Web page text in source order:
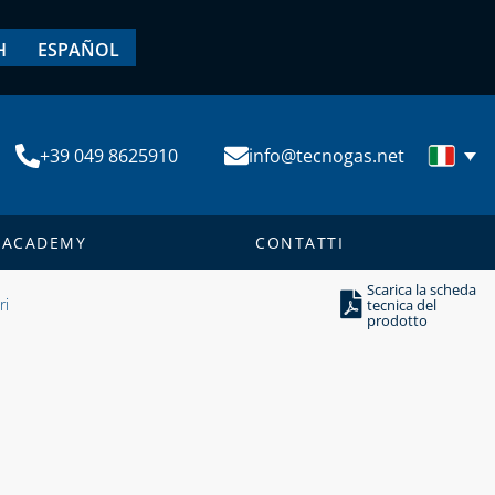
ESPAÑOL
+39 049 8625910 info@tecnogas.net
ACADEMY CONTATTI
Scarica la scheda
tecnica del
prodotto